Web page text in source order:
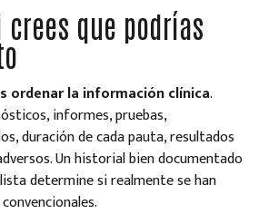
crees que podrías
ordenar la información clínica.
informes, pruebas,
duración de cada pauta, resultados
Un historial bien documentado
determine si realmente se han